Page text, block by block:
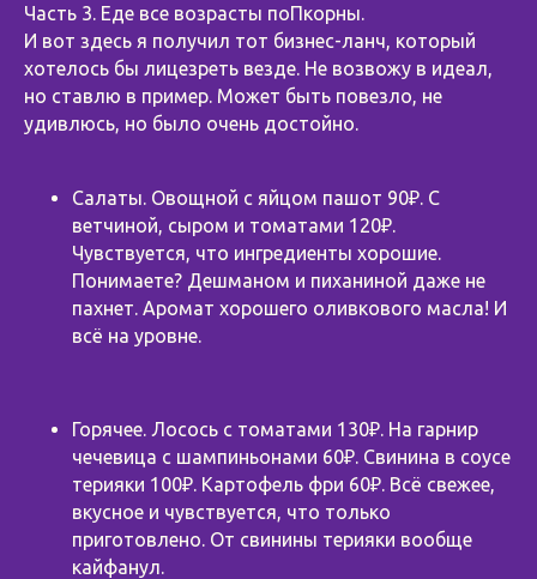
Часть 3. Еде все возрасты поПкорны.
И вот здесь я получил тот бизнес-ланч, который
хотелось бы лицезреть везде. Не возвожу в идеал,
но ставлю в пример. Может быть повезло, не
удивлюсь, но было очень достойно.
Салаты. Овощной с яйцом пашот 90₽. С
ветчиной, сыром и томатами 120₽.
Чувствуется, что ингредиенты хорошие.
Понимаете? Дешманом и пиханиной даже не
пахнет. Аромат хорошего оливкового масла! И
всё на уровне.
Горячее. Лосось с томатами 130₽. На гарнир
чечевица с шампиньонами 60₽. Свинина в соусе
терияки 100₽. Картофель фри 60₽. Всё свежее,
вкусное и чувствуется, что только
приготовлено. От свинины терияки вообще
кайфанул.